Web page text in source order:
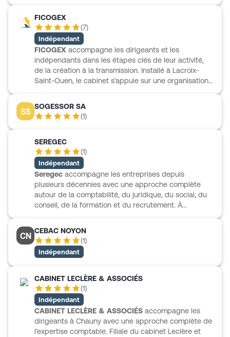
permet de réunir des sujets souvent liés au quotidien
du chef d’entreprise comme à la structuration d’un
projet plus personnel. AZIX CHAUNY propose
également un accès continu à l’actualité utile du
dirigeant, avec des ressources, dossiers, simulateurs
et questions-réponses pour suivre plus simplement
les enjeux sociaux, fiscaux, juridiques et patrimoniaux.
FICOGEX
(7)
Indépendant
FICOGEX accompagne les dirigeants et les
indépendants dans les étapes clés de leur activité,
de la création à la transmission. Installé à Lacroix-
Saint-Ouen, le cabinet s’appuie sur une organisation
contrôle de gestion, l’audit, l’évaluation et le conseil
patrimonial. Son accompagnement s’adresse à des
commerçants, professions libérales, agriculteurs,
associations et PME. Le cabinet met aussi à
disposition Pennylane pour simplifier la gestion des
factures et la transmission des pièces comptables.
SS
SOGESSOR SA
(1)
SEREGEC
(1)
Indépendant
Seregec accompagne les entreprises depuis
plusieurs décennies avec une approche complète
autour de la comptabilité, du juridique, du social, du
conseil, de la formation et du recrutement. À
avec notamment un pôle social, un pôle juridique et
un pôle recrutement et formation. Seregec intervient
aussi auprès de secteurs variés comme la promotion
les professions libérales ou les prestataires de
services. Une comptabilité suivie régulièrement y est
pensée comme un véritable outil de pilotage pour
l’entreprise.
CN
CEBAC NOYON
(1)
Indépendant
CABINET LECLÈRE & ASSOCIÉS
(1)
Indépendant
CABINET LECLÈRE & ASSOCIÉS accompagne les
dirigeants à Chauny avec une approche complète de
l’expertise comptable. Filiale du cabinet Leclère et